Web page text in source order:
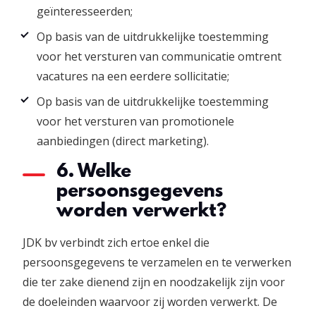
geïnteresseerden;
Op basis van de uitdrukkelijke toestemming
voor het versturen van communicatie omtrent
vacatures na een eerdere sollicitatie;
Op basis van de uitdrukkelijke toestemming
voor het versturen van promotionele
aanbiedingen (direct marketing).
6. Welke
persoonsgegevens
worden verwerkt?
JDK bv verbindt zich ertoe enkel die
persoonsgegevens te verzamelen en te verwerken
die ter zake dienend zijn en noodzakelijk zijn voor
de doeleinden waarvoor zij worden verwerkt. De